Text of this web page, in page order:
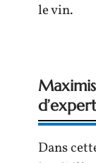
le vin.
Dans